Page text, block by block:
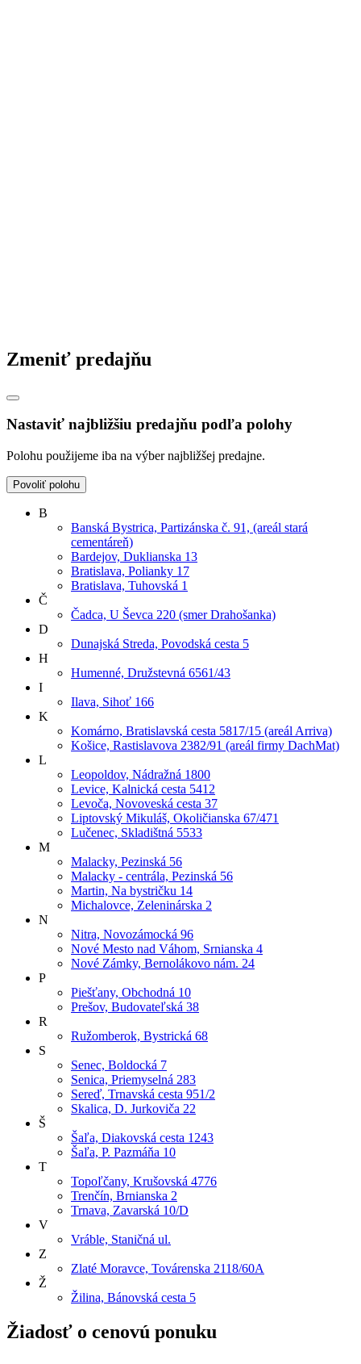
Zmeniť predajňu
Nastaviť najbližšiu predajňu podľa polohy
Polohu použijeme iba na výber najbližšej predajne.
Povoliť polohu
B
Banská Bystrica, Partizánska č. 91, (areál stará
cementáreň)
Bardejov, Duklianska 13
Bratislava, Polianky 17
Bratislava, Tuhovská 1
Č
Čadca, U Ševca 220 (smer Drahošanka)
D
Dunajská Streda, Povodská cesta 5
H
Humenné, Družstevná 6561/43
I
Ilava, Sihoť 166
K
Komárno, Bratislavská cesta 5817/15 (areál Arriva)
Košice, Rastislavova 2382/91 (areál firmy DachMat)
L
Leopoldov, Nádražná 1800
Levice, Kalnická cesta 5412
Levoča, Novoveská cesta 37
Liptovský Mikuláš, Okoličianska 67/471
Lučenec, Skladištná 5533
M
Malacky, Pezinská 56
Malacky - centrála, Pezinská 56
Martin, Na bystričku 14
Michalovce, Zeleninárska 2
N
Nitra, Novozámocká 96
Nové Mesto nad Váhom, Srnianska 4
Nové Zámky, Bernolákovo nám. 24
P
Piešťany, Obchodná 10
Prešov, Budovateľská 38
R
Ružomberok, Bystrická 68
S
Senec, Boldocká 7
Senica, Priemyselná 283
Sereď, Trnavská cesta 951/2
Skalica, D. Jurkoviča 22
Š
Šaľa, Diakovská cesta 1243
Šaľa, P. Pazmáňa 10
T
Topoľčany, Krušovská 4776
Trenčín, Brnianska 2
Trnava, Zavarská 10/D
V
Vráble, Staničná ul.
Z
Zlaté Moravce, Továrenska 2118/60A
Ž
Žilina, Bánovská cesta 5
Žiadosť o cenovú ponuku